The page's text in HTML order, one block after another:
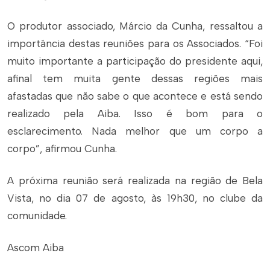
O produtor associado, Márcio da Cunha, ressaltou a
importância destas reuniões para os Associados. “Foi
muito importante a participação do presidente aqui,
afinal tem muita gente dessas regiões mais
afastadas que não sabe o que acontece e está sendo
realizado pela Aiba. Isso é bom para o
esclarecimento. Nada melhor que um corpo a
corpo”, afirmou Cunha.
A próxima reunião será realizada na região de Bela
Vista, no dia 07 de agosto, às 19h30, no clube da
comunidade.
Ascom Aiba